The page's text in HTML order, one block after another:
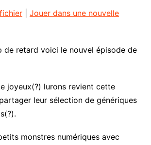
| Jouer dans une nouvelle
de retard voici le nouvel épisode de
joyeux(?) lurons revient cette
leur sélection de génériques
monstres numériques avec